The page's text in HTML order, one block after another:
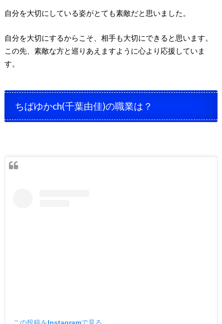
自分を大切にしている姿がとても素敵だと思いました。
自分を大切にするからこそ、相手も大切にできると思います。
この先、素敵な方と巡りあえますように心より応援していま
す。
ちばゆかch(千葉由佳)の職業は？
この投稿をInstagramで見る